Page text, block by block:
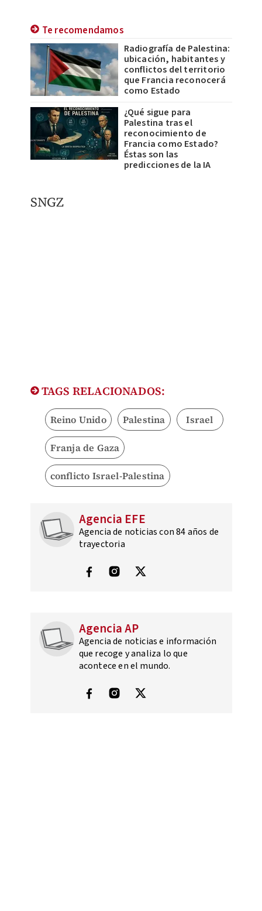
Te recomendamos
Radiografía de Palestina:
ubicación, habitantes y
conflictos del territorio
que Francia reconocerá
como Estado
¿Qué sigue para
Palestina tras el
reconocimiento de
Francia como Estado?
Éstas son las
predicciones de la IA
SNGZ
TAGS RELACIONADOS:
Reino Unido Palestina Israel
Franja de Gaza
conflicto Israel-Palestina
Agencia EFE
Agencia de noticias con 84 años de
trayectoria
Agencia AP
Agencia de noticias e información
que recoge y analiza lo que
acontece en el mundo.